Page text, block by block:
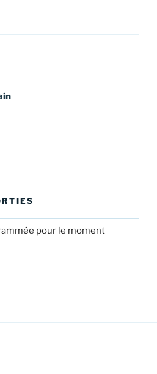
pour le moment